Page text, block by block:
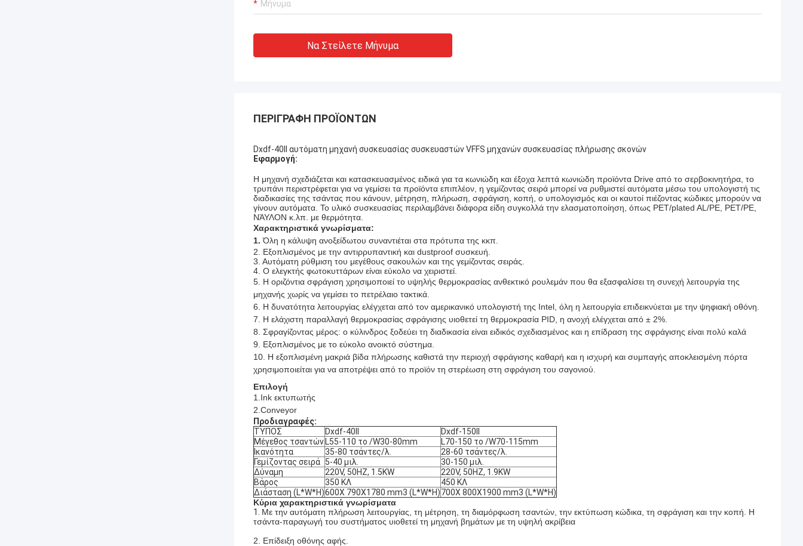
Να Στείλετε Μήνυμα
ΠΕΡΙΓΡΑΦΉ ΠΡΟΪΌΝΤΩΝ
Dxdf-40II αυτόματη μηχανή συσκευασίας συσκευαστών VFFS μηχανών συσκευασίας πλήρωσης σκονών
Εφαρμογή:
Η μηχανή σχεδιάζεται και κατασκευασμένος ειδικά για τα κωνιώδη και έξοχα λεπτά κωνιώδη προϊόντα Drive από το σερβοκινητήρα, το
τρυπάνι περιστρέφεται για να γεμίσει τα προϊόντα επιπλέον, η γεμίζοντας σειρά μπορεί να ρυθμιστεί αυτόματα μέσω του υπολογιστή τις
διαδικασίες της τσάντας που κάνουν, μέτρηση, πλήρωση, σφράγιση, κοπή, ο υπολογισμός και οι καυτοί πιέζοντας κώδικες μπορούν να
γίνουν αυτόματα. Το υλικό συσκευασίας περιλαμβάνει διάφορα είδη συγκολλά την ελασματοποίηση, όπως PET/plated AL/PE, PET/PE,
ΝΆΥΛΟΝ κ.λπ. με θερμότητα.
Χαρακτηριστικά γνωρίσματα:
1.Όλη η κάλυψη ανοξείδωτου συναντιέται στα πρότυπα της κκπ.
2. Εξοπλισμένος με την αντιρρυπαντική και dustproof συσκευή.
3. Αυτόματη ρύθμιση του μεγέθους σακουλών και της γεμίζοντας σειράς.
4. Ο ελεγκτής φωτοκυττάρων είναι εύκολο να χειριστεί.
5. Η οριζόντια σφράγιση χρησιμοποιεί το υψηλής θερμοκρασίας ανθεκτικό ρουλεμάν που θα εξασφαλίσει τη συνεχή λειτουργία της
μηχανής χωρίς να γεμίσει το πετρέλαιο τακτικά.
6. Η δυνατότητα λειτουργίας ελέγχεται από τον αμερικανικό υπολογιστή της Intel, όλη η λειτουργία επιδεικνύεται με την ψηφιακή οθόνη.
7. Η ελάχιστη παραλλαγή θερμοκρασίας σφράγισης υιοθετεί τη θερμοκρασία PID, η ανοχή ελέγχεται από ± 2%.
8. Σφραγίζοντας μέρος: ο κύλινδρος ξοδεύει τη διαδικασία είναι ειδικός σχεδιασμένος και η επίδραση της σφράγισης είναι πολύ καλά
9. Εξοπλισμένος με το εύκολο ανοικτό σύστημα.
10. Η εξοπλισμένη μακριά βίδα πλήρωσης καθιστά την περιοχή σφράγισης καθαρή και η ισχυρή και συμπαγής αποκλεισμένη πόρτα
χρησιμοποιείται για να αποτρέψει από το προϊόν τη στερέωση στη σφράγιση του σαγονιού.
Επιλογή
1.Ink εκτυπωτής
2.Conveyor
Προδιαγραφές:
ΤΥΠΟΣ
Dxdf-40II
Dxdf-150II
Μέγεθος τσαντών L55-110 το /W30-80mm
L70-150 το /W70-115mm
Ικανότητα
35-80 τσάντες/λ.
28-60 τσάντες/λ.
Γεμίζοντας σειρά 5-40 μιλ.
30-150 μιλ.
Δύναμη
220V, 50HZ, 1.5KW
220V, 50HZ, 1.9KW
Βάρος
350 ΚΛ
450 ΚΛ
Διάσταση (L*W*H)600X 790X1780 mm3 (L*W*H)700X 800X1900 mm3 (L*W*H)
Κύρια χαρακτηριστικά γνωρίσματα
1. Με την αυτόματη πλήρωση λειτουργίας, τη μέτρηση, τη διαμόρφωση τσαντών, την εκτύπωση κώδικα, τη σφράγιση και την κοπή. Η
τσάντα-παραγωγή του συστήματος υιοθετεί τη μηχανή βημάτων με τη υψηλή ακρίβεια
2. Επίδειξη οθόνης αφής.